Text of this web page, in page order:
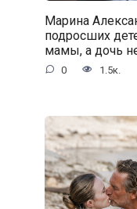
Марина
подросших
мамы, а дочь
0 1.5к.